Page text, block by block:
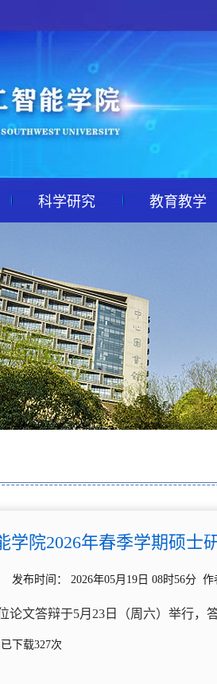
科学研究 教育教学
学院2026年春季学期硕士
发布时间： 2026年05月19日 08时56分
论文答辩于5月23日（周六）举行，
下载327次